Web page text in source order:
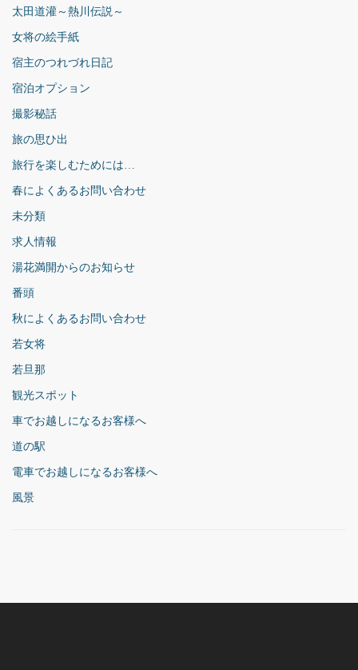
太田道灌～熱川伝説～
女将の絵手紙
宿主のつれづれ日記
宿泊オプション
撮影秘話
旅の思ひ出
旅行を楽しむためには…
春によくあるお問い合わせ
未分類
求人情報
湯花満開からのお知らせ
番頭
秋によくあるお問い合わせ
若女将
若旦那
観光スポット
車でお越しになるお客様へ
道の駅
電車でお越しになるお客様へ
風景